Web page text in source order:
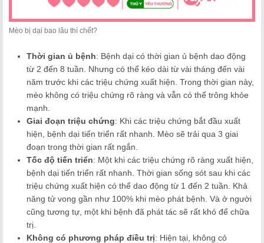
Mèo bị dại bao lâu thì chết?
Thời gian ủ bệnh: Bệnh dại có thời gian ủ bệnh dao động
từ 2 đến 8 tuần. Nhưng có thể kéo dài từ vài tháng đến vài
năm trước khi các triệu chứng xuất hiện. Trong thời gian này,
mèo không có triệu chứng rõ ràng và vẫn có thể trông khỏe
mạnh.
Giai đoạn triệu chứng: Khi các triệu chứng bắt đầu xuất
hiện, bệnh dại tiến triển rất nhanh. Mèo sẽ trải qua 3 giai
đoạn trong thời gian rất ngắn.
Tốc độ tiến triển: Một khi các triệu chứng rõ ràng xuất hiện,
bệnh dại tiến triển rất nhanh. Thời gian sống sót sau khi các
triệu chứng xuất hiện có thể dao động từ 1 đến 2 tuần. Khả
năng tử vong gần như 100% khi mèo phát bệnh. Và ở người
cũng tương tự, một khi bệnh đã phát tác sẽ rất khó để chữa
trị.
Không có phương pháp điều trị: Hiện tại, không có